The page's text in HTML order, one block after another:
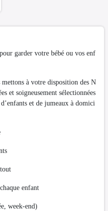
garder votre bébé ou vos enf
à votre disposition des N
et soigneusement sélectionnées
et de jumeaux à domici
enfant
week-end)